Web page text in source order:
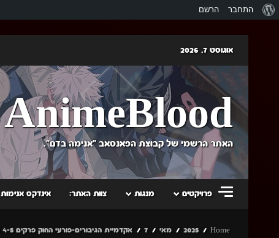
אודות
התחבר הרשם
content
אוגוסט 7, 2026
AnimeBlood
האתר הרשמי של קבוצת הפאנסאב "אנימה בדם".
פרויקטים מנגות צוות האתר: אינדקס אנימות
Home
2025 מאי 7 אקדמיית הגיבורים-פורעי החוק פרקים 4-5 ולהיות גיבור X פרק 3